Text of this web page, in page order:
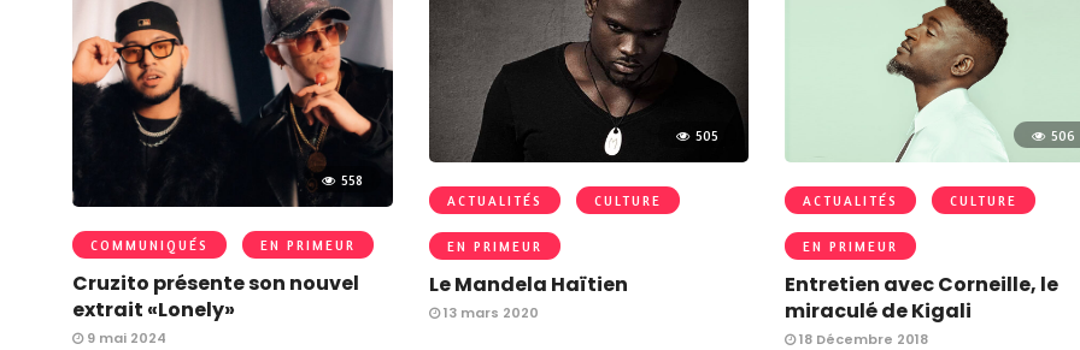
558
COMMUNIQUÉS EN PRIMEUR
Cruzito présente son nouvel
extrait «Lonely»
9 mai 2024
505
ACTUALITÉS CULTURE
EN PRIMEUR
Le Mandela Haïtien
13 mars 2020
506
ACTUALITÉS CULTURE
EN PRIMEUR
Entretien avec Corneille, le
miraculé de Kigali
18 Décembre 2018